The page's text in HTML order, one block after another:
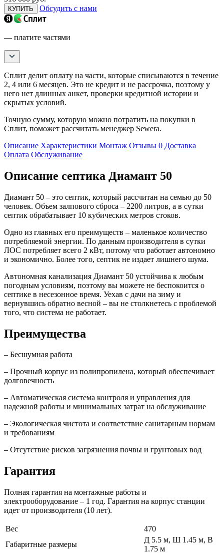
КУПИТЬ Обсудить с нами
— платите частями
Сплит делит оплату на части, которые списываются в течение
2, 4 или 6 месяцев. Это не кредит и не рассрочка, поэтому у
него нет длинных анкет, проверки кредитной истории и
скрытых условий.
Точную сумму, которую можно потратить на покупки в
Сплит, поможет рассчитать менеджер Sewera.
Описание Характеристики Монтаж Отзывы 0 Доставка
Оплата Обслуживание
Описание септика Диамант 50
Диамант 50 – это септик, который рассчитан на семью до 50
человек. Объем залпового сброса – 2200 литров, а в сутки
септик обрабатывает 10 кубических метров стоков.
Одно из главных его преимуществ – маленькое количество
потребляемой энергии. По данным производителя в сутки
ЛОС потребляет всего 2 кВт, потому что работает автономно
и экономично. Более того, септик не издает лишнего шума.
Автономная канализация Диамант 50 устойчива к любым
погодным условиям, поэтому вы можете не беспокоится о
септике в несезонное время. Уехав с дачи на зиму и
вернувшись обратно весной – вы не столкнетесь с проблемой
того, что система не работает.
Преимущества
– Бесшумная работа
– Прочный корпус из полипропилена, который обеспечивает
долговечность
– Автоматическая система контроля и управления для
надежной работы и минимальных затрат на обслуживание
– Экологическая чистота и соответствие санитарным нормам
и требованиям
– Отсутствие рисков загрязнения почвы и грунтовых вод
Гарантия
Полная гарантия на монтажные работы и
электрооборудование – 1 год. Гарантия на корпус станции
идет от производителя (10 лет).
Вес
470
Габаритные размеры
Д 5.5 м, Ш 1.45 м, В
1.75 м